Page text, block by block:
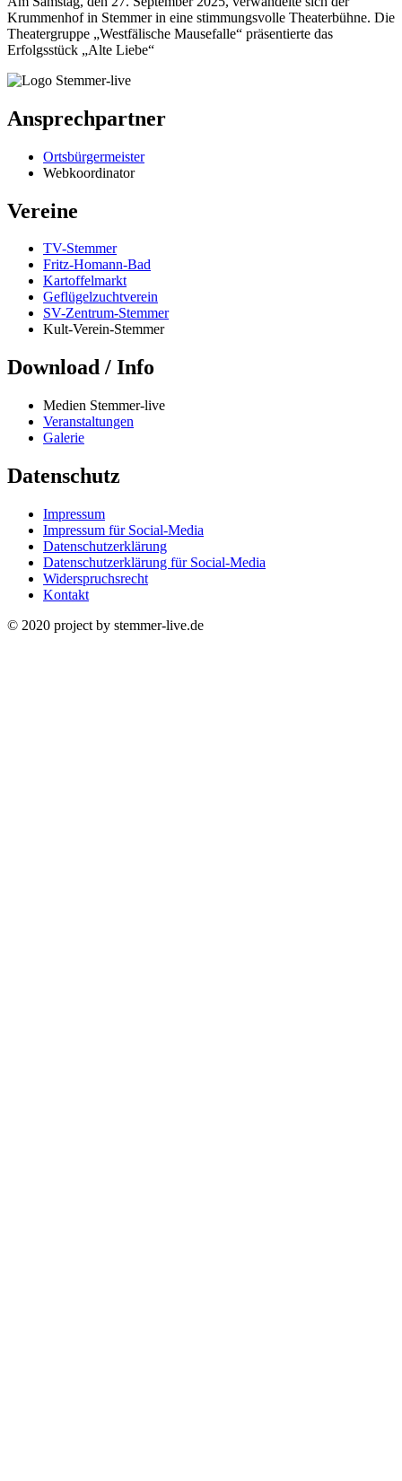
Krummenhof in Stemmer in eine stimmungsvolle Theaterbühne. Die
Theatergruppe „Westfälische Mausefalle“ präsentierte das
Erfolgsstück „Alte Liebe“
Ansprechpartner
Ortsbürgermeister
Webkoordinator
Vereine
TV-Stemmer
Fritz-Homann-Bad
Kartoffelmarkt
Geflügelzuchtverein
SV-Zentrum-Stemmer
Kult-Verein-Stemmer
Download / Info
Medien Stemmer-live
Veranstaltungen
Galerie
Datenschutz
Impressum
Impressum für Social-Media
Datenschutzerklärung
Datenschutzerklärung für Social-Media
Widerspruchsrecht
Kontakt
© 2020 project by stemmer-live.de